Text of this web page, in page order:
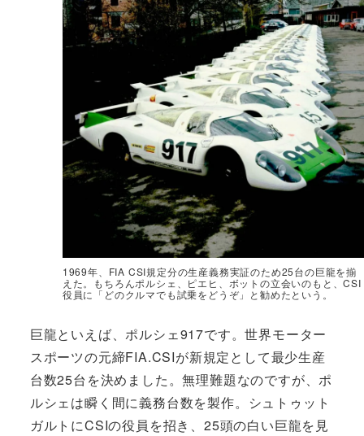
1969年、FIA CSI規定分の生産義務実証のため25台の巨龍を揃
えた。もちろんポルシェ、ピエヒ、ボットの立会いのもと、CSI
役員に「どのクルマでも試乗をどうぞ」と勧めたという。
巨龍といえば、ポルシェ917です。世界モーター
スポーツの元締FIA.CSIが新規定として最少生産
台数25台を決めました。無理難題なのですが、ポ
ルシェは瞬く間に義務台数を製作。シュトゥット
ガルトにCSIの役員を招き、25頭の白い巨龍を見